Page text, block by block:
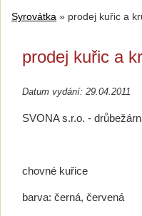
Syrovátka » prodej kuřic a
prodej kuřic a
Datum vydání: 29.04.2011
SVONA s.r.o. -
chovné kuřice
barva: černá, červená